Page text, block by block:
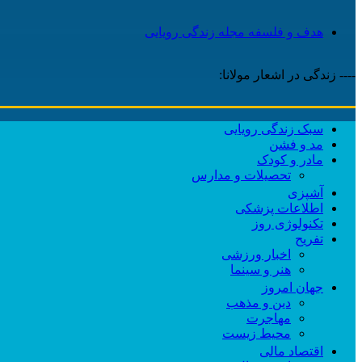
هدف و فلسفه مجله زندگی رویایی
---- زندگی در اشعار مولانا:
سبک زندگی رویایی
مد و فشن
مادر و کودک
تحصیلات و مدارس
آشپزی
اطلاعات پزشکی
تکنولوژی روز
تفریح
اخبار ورزشی
هنر و سینما
جهان امروز
دین و مذهب
مهاجرت
محیط زیست
اقتصاد مالی